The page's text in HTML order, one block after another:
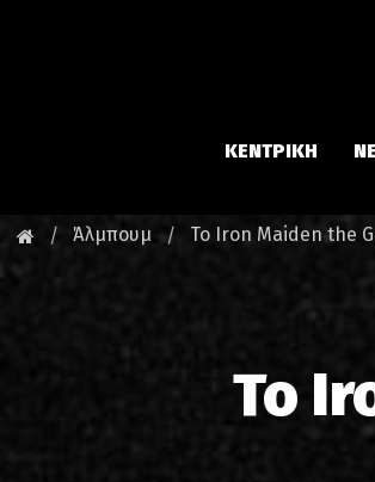
ΚΕΝΤΡΙΚΗ
Άλμπουμ Το Iron Maiden the
Το